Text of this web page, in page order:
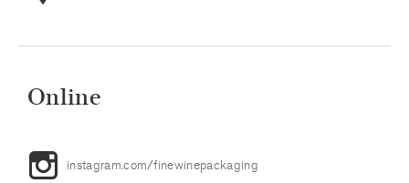
Online
instagram.com/finewinepackaging